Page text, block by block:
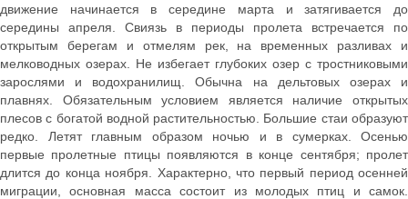
движение начинается в середине марта и затягивается до
середины апреля. Свиязь в периоды пролета встречается по
открытым берегам и отмелям рек, на временных разливах и
мелководных озерах. Не избегает глубоких озер с тростниковыми
зарослями и водохранилищ. Обычна на дельтовых озерах и
плавнях. Обязательным условием является наличие открытых
плесов с богатой водной растительностью. Большие стаи образуют
редко. Летят главным образом ночью и в сумерках. Осенью
первые пролетные птицы появляются в конце сентября; пролет
длится до конца ноября. Характерно, что первый период осенней
миграции, основная масса состоит из молодых птиц и самок.